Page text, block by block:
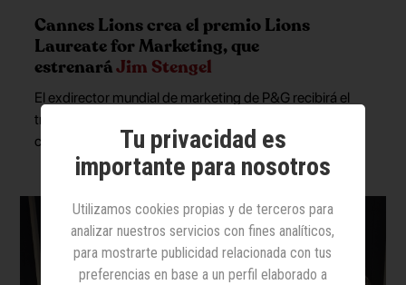
Cannes Lions crea el premio Lions
Laureate for Marketing, que
estrenaráJim Stengel
El exdirector mundial de marketing de P&G recibirá el
trofeo por su contribución al desarrollo del marketing
creativo y el liderazgo de la profesión
Tu privacidad es
importante para nosotros
Utilizamos cookies propias y de terceros para
analizar nuestros servicios con fines analíticos,
para mostrarte publicidad relacionada con tus
preferencias en base a un perfil elaborado a